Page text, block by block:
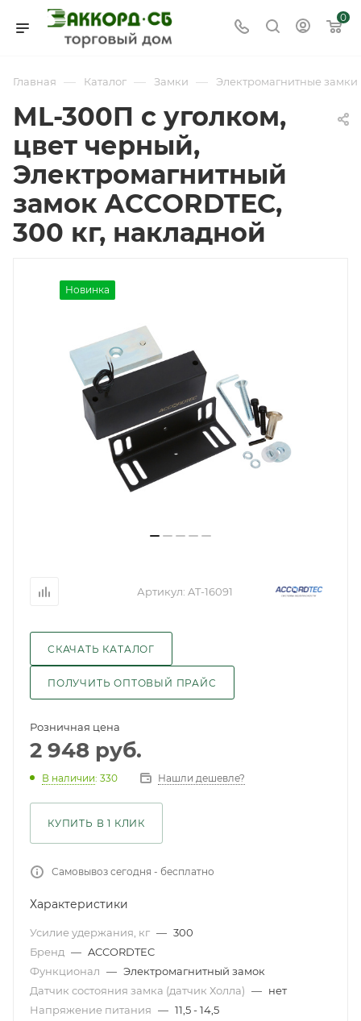
0
Главная — Каталог — Замки — Электромагнитные замки
ML-300П с уголком,
цвет черный,
Электромагнитный
замок ACCORDTEC,
300 кг, накладной
Новинка
Артикул: AT-16091
СКАЧАТЬ КАТАЛОГ
ПОЛУЧИТЬ ОПТОВЫЙ ПРАЙС
Розничная цена
2 948 руб.
В наличии: 330 Нашли дешевле?
КУПИТЬ В 1 КЛИК
Самовывоз сегодня - бесплатно
Характеристики
Усилие удержания, кг — 300
Бренд — ACCORDTEC
Функционал — Электромагнитный замок
Датчик состояния замка (датчик Холла) — нет
Напряжение питания — 11,5 - 14,5